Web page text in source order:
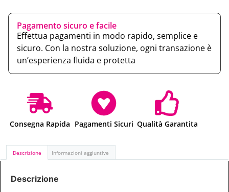
Pagamento sicuro e facile
Effettua pagamenti in modo rapido, semplice e
sicuro. Con la nostra soluzione, ogni transazione è
un’esperienza fluida e protetta
Consegna Rapida Pagamenti Sicuri Qualità Garantita
Descrizione Informazioni aggiuntive
Descrizione